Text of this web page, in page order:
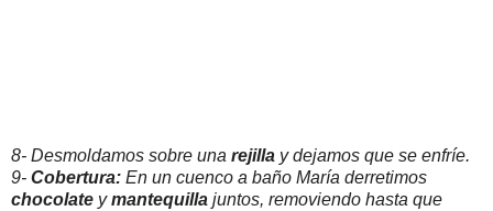
8- Desmoldamos sobre una rejilla y dejamos que se enfríe.
9- Cobertura: En un cuenco a baño María derretimos
chocolate ymantequilla juntos, removiendo hasta que